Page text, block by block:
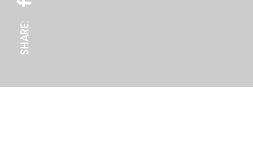
SHARE: